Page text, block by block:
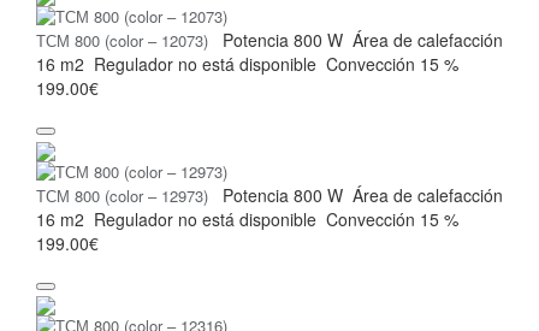
ТСМ 800 (color – 12073) Potencia 800 W Área de calefacción
16 m2 Regulador no está disponible Convección 15 %
199.00€
ТСМ 800 (color – 12973) Potencia 800 W Área de calefacción
16 m2 Regulador no está disponible Convección 15 %
199.00€